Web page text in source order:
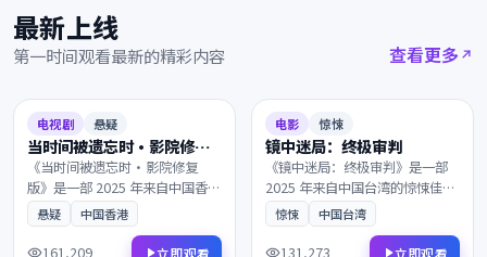
最新上线
第一时间观看最新的精彩内容 查看更多
8.3
电视剧 悬疑
当时间被遗忘时·影院修复
版
《当时间被遗忘时·影院修复
版》是一部 2025 年来自中国香港
的悬疑佳作。当真相只剩一线之
隔，所有线索最终指向一个无法
回避的抉择。兼具商业类型片的
悬疑 中国香港
161,209 立即观看
7.4
电影 惊悚
镜中迷局：终极审判
《镜中迷局：终极审判》是一部
2025 年来自中国台湾的惊悚佳
作。风雪覆盖了北纬零度的边
境，一段尘封多年的往事被缓缓
揭开。画面质感极具电影感，观
惊悚 中国台湾
131,273 立即观看